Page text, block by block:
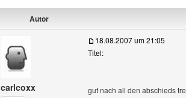
Autor
carlcoxx
18.08.2007 um 21:05
Titel:
gut nach all den abschieds